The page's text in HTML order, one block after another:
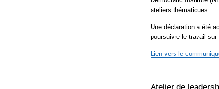
ateliers thématiques.
Une déclaration a été
poursuivre le travail sur
Lien vers le
Atelier de